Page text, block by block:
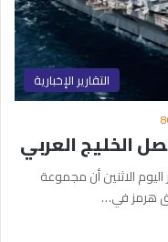
التقارير الإخبارية
الخليج العربي
اليوم الاثنين أن مجموعة
هرمز في…